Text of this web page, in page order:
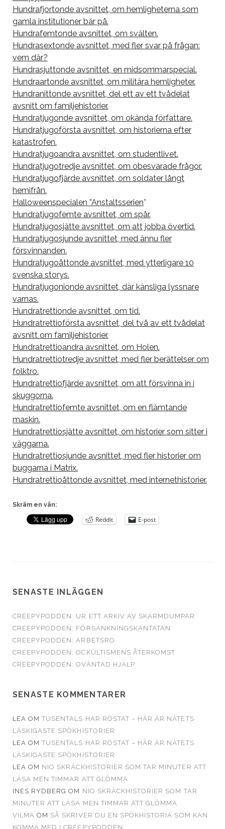
Hundrafjortonde avsnittet, om hemligheterna som
gamla institutioner bär på.
Hundrafemtonde avsnittet, om svälten.
Hundrasextonde avsnittet, med fler svar på frågan:
vem där?
Hundrasjuttonde avsnittet, en midsommarspecial.
Hundraartonde avsnittet, om militära hemligheter.
Hundranittonde avsnittet, del ett av ett tvådelat
avsnitt om familjehistorier.
Hundratjugonde avsnittet, om okända författare.
Hundratjugoförsta avsnittet, om historierna efter
katastrofen.
Hundratjugoandra avsnittet, om studentlivet.
Hundratjugotredje avsnittet, om obesvarade frågor.
Hundratjugofjärde avsnittet, om soldater långt
hemifrån.
Halloweenspecialen ”Anstaltsserien”
Hundratjugofemte avsnittet, om spår.
Hundratjugosjätte avsnittet, om att jobba övertid.
Hundratjugosjunde avsnittet, med ännu fler
försvinnanden.
Hundratjugoåttonde avsnittet, med ytterligare 10
svenska storys.
Hundratjugonionde avsnittet, där känsliga lyssnare
varnas.
Hundratrettionde avsnittet, om tid.
Hundratrettioförsta avsnittet, del två av ett tvådelat
avsnitt om familjehistorier.
Hundratrettioandra avsnittet, om Holen.
Hundratrettiotredje avsnittet, med fler berättelser om
folktro.
Hundratrettiofjärde avsnittet, om att försvinna in i
skuggorna.
Hundratrettiofemte avsnittet, om en flämtande
maskin.
Hundratrettiosjätte avsnittet, om historier som sitter i
väggarna.
Hundratrettiosjunde avsnittet, med fler historier om
buggarna i Matrix.
Hundratrettioåttonde avsnittet, med internethistorier.
Skräm en vän:
Reddit E-post
SENASTE INLÄGGEN
CREEPYPODDEN: UR ETT ARKIV AV SKÄRMDUMPAR
CREEPYPODDEN: FÖRSÄNKNINGSKANTATAN
CREEPYPODDEN: ARBETSRO
CREEPYPODDEN: OCKULTISMENS ÅTERKOMST
CREEPYPODDEN: OVÄNTAD HJÄLP
SENASTE KOMMENTARER
LEA OMTUSENTALS HAR RÖSTAT – HÄR ÄR NÄTETS
LÄSKIGASTE SPÖKHISTORIER
LEA OMTUSENTALS HAR RÖSTAT – HÄR ÄR NÄTETS
LÄSKIGASTE SPÖKHISTORIER
LEA OM NIO SKRÄCKHISTORIER SOM TAR MINUTER ATT
LÄSA MEN TIMMAR ATT GLÖMMA
INES RYDBERG OM NIO SKRÄCKHISTORIER SOM TAR
MINUTER ATT LÄSA MEN TIMMAR ATT GLÖMMA
VILMA OM SÅ SKRIVER DU EN SPÖKHISTORIA SOM KAN
KOMMA MED I CREEPYPODDEN